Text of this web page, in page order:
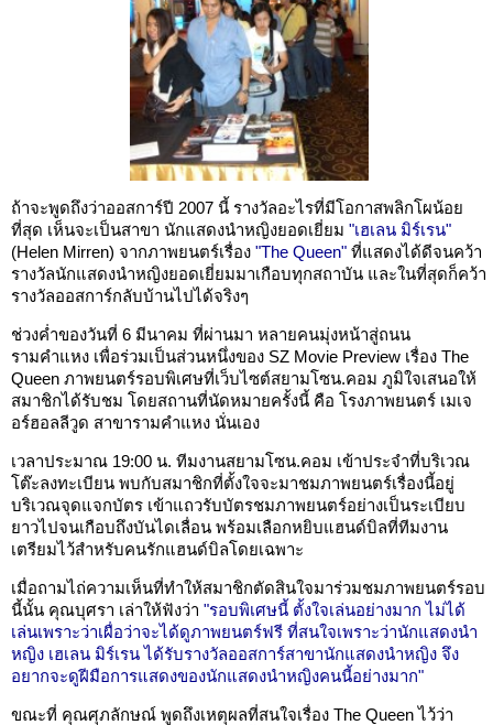
ถ้าจะพูดถึงว่าออสการ์ปี 2007 นี้ รางวัลอะไรที่มีโอกาสพลิกโผน้อย
ที่สุด เห็นจะเป็นสาขา นักแสดงนำหญิงยอดเยี่ยม "เฮเลน มิร์เรน"
(Helen Mirren) จากภาพยนตร์เรื่อง "The Queen" ที่แสดงได้ดีจนคว้า
รางวัลนักแสดงนำหญิงยอดเยี่ยมมาเกือบทุกสถาบัน และในที่สุดก็คว้า
รางวัลออสการ์กลับบ้านไปได้จริงๆ
ช่วงค่ำของวันที่ 6 มีนาคม ที่ผ่านมา หลายคนมุ่งหน้าสู่ถนน
รามคำแหง เพื่อร่วมเป็นส่วนหนึ่งของ SZ Movie Preview เรื่อง The
Queen ภาพยนตร์รอบพิเศษที่เว็บไซต์สยามโซน.คอม ภูมิใจเสนอให้
สมาชิกได้รับชม โดยสถานที่นัดหมายครั้งนี้ คือ โรงภาพยนตร์ เมเจ
อร์ฮอลลีวูด สาขารามคำแหง นั่นเอง
เวลาประมาณ 19:00 น. ทีมงานสยามโซน.คอม เข้าประจำที่บริเวณ
โต๊ะลงทะเบียน พบกับสมาชิกที่ตั้งใจจะมาชมภาพยนตร์เรื่องนี้อยู่
บริเวณจุดแจกบัตร เข้าแถวรับบัตรชมภาพยนตร์อย่างเป็นระเบียบ
ยาวไปจนเกือบถึงบันไดเลื่อน พร้อมเลือกหยิบแฮนด์บิลที่ทีมงาน
เตรียมไว้สำหรับคนรักแฮนด์บิลโดยเฉพาะ
เมื่อถามไถ่ความเห็นที่ทำให้สมาชิกตัดสินใจมาร่วมชมภาพยนตร์รอบ
นี้นั้น คุณบุศรา เล่าให้ฟังว่า "รอบพิเศษนี้ ตั้งใจเล่นอย่างมาก ไม่ได้
เล่นเพราะว่าเผื่อว่าจะได้ดูภาพยนตร์ฟรี ที่สนใจเพราะว่านักแสดงนำ
หญิง เฮเลน มิร์เรน ได้รับรางวัลออสการ์สาขานักแสดงนำหญิง จึง
อยากจะดูฝีมือการแสดงของนักแสดงนำหญิงคนนี้อย่างมาก"
ขณะที่ คุณศุภลักษณ์ พูดถึงเหตุผลที่สนใจเรื่อง The Queen ไว้ว่า